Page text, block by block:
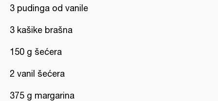
3 pudinga od vanile
3 kašike brašna
150 g šećera
2 vanil šećera
375 g margarina